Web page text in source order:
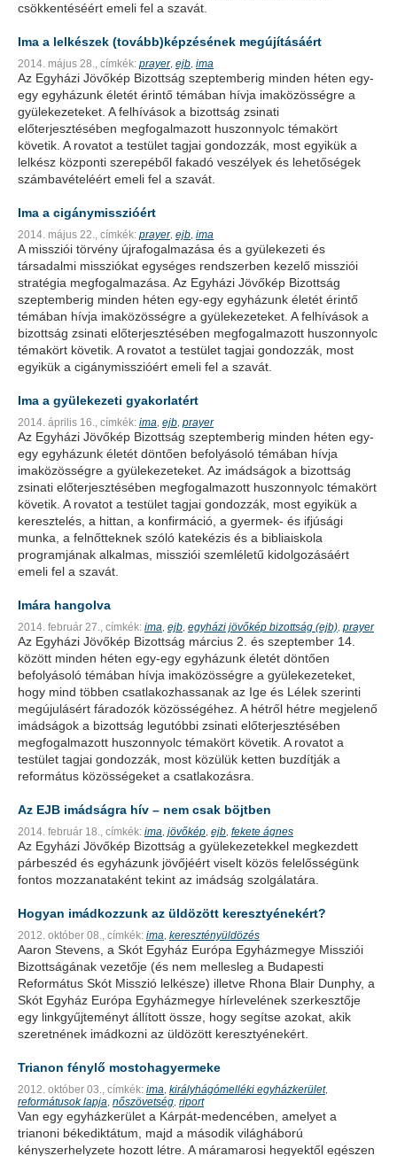
csökkentéséért emeli fel a szavát.
Ima a lelkészek (tovább)képzésének megújításáért
2014. május 28., címkék: prayer, ejb ima
Az Egyházi Jövőkép Bizottság szeptemberig minden héten egy-
egy egyházunk életét érintő témában hívja imaközösségre a
gyülekezeteket. A felhívások a bizottság zsinati
előterjesztésében megfogalmazott huszonnyolc témakört
követik. A rovatot a testület tagjai gondozzák, most egyikük a
lelkész központi szerepéből fakadó veszélyek és lehetőségek
számbavételéért emeli fel a szavát.
Ima a cigánymisszióért
2014. május 22., címkék: prayer, ejb ima
A missziói törvény újrafogalmazása és a gyülekezeti és
társadalmi missziókat egységes rendszerben kezelő missziói
stratégia megfogalmazása. Az Egyházi Jövőkép Bizottság
szeptemberig minden héten egy-egy egyházunk életét érintő
témában hívja imaközösségre a gyülekezeteket. A felhívások a
bizottság zsinati előterjesztésében megfogalmazott huszonnyolc
témakört követik. A rovatot a testület tagjai gondozzák, most
egyikük a cigánymisszióért emeli fel a szavát.
Ima a gyülekezeti gyakorlatért
2014. április 16., címkék: ima ejb prayer
Az Egyházi Jövőkép Bizottság szeptemberig minden héten egy-
egy egyházunk életét döntően befolyásoló témában hívja
imaközösségre a gyülekezeteket. Az imádságok a bizottság
zsinati előterjesztésében megfogalmazott huszonnyolc témakört
követik. A rovatot a testület tagjai gondozzák, most egyikük a
keresztelés, a hittan, a konfirmáció, a gyermek- és ifjúsági
munka, a felnőtteknek szóló katekézis és a bibliaiskola
programjának alkalmas, missziói szemléletű kidolgozásáért
emeli fel a szavát.
Imára hangolva
2014. február 27., címkék: ima ejb egyházi jövőkép bizottság (ejb) prayer
Az Egyházi Jövőkép Bizottság március 2. és szeptember 14.
között minden héten egy-egy egyházunk életét döntően
befolyásoló témában hívja imaközösségre a gyülekezeteket,
hogy mind többen csatlakozhassanak az Ige és Lélek szerinti
megújulásért fáradozók közösségéhez. A hétről hétre megjelenő
imádságok a bizottság legutóbbi zsinati előterjesztésében
megfogalmazott huszonnyolc témakört követik. A rovatot a
testület tagjai gondozzák, most közülük ketten buzdítják a
református közösségeket a csatlakozásra.
Az EJB imádságra hív – nem csak böjtben
2014. február 18., címkék: ima jövőkép ejb fekete ágnes
Az Egyházi Jövőkép Bizottság a gyülekezetekkel megkezdett
párbeszéd és egyházunk jövőjéért viselt közös felelősségünk
fontos mozzanataként tekint az imádság szolgálatára.
Hogyan imádkozzunk az üldözött keresztyénekért?
2012. október 08., címkék: ima keresztényüldözés
Aaron Stevens, a Skót Egyház Európa Egyházmegye Missziói
Bizottságának vezetője (és nem mellesleg a Budapesti
Református Skót Misszió lelkésze) illetve Rhona Blair Dunphy, a
Skót Egyház Európa Egyházmegye hírlevelének szerkesztője
egy linkgyűjteményt állított össze, hogy segítse azokat, akik
szeretnének imádkozni az üldözött keresztyénekért.
Trianon fénylő mostohagyermeke
2012. október 03., címkék: ima királyhágómelléki egyházkerület,
reformátusok lapja nőszövetség riport
Van egy egyházkerület a Kárpát-medencében, amelyet a
trianoni békediktátum, majd a második világháború
kényszerhelyzete hozott létre. A máramarosi hegyektől egészen